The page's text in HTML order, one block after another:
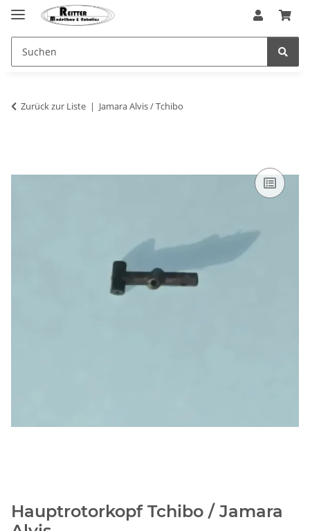
Zurück zur Liste Jamara Alvis / Tchibo
Hauptrotorkopf Tchibo / Jamara